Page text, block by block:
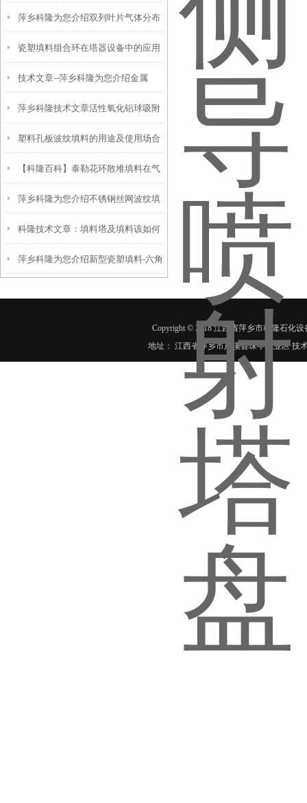
工的步骤
萍乡科隆为您介绍双列叶片气体分布
器及在碳捕集吸收塔的应用
瓷塑填料组合环在塔器设备中的应用
技术文章--萍乡科隆为您介绍金属
IMTP矩鞍环填料特性及优点
萍乡科隆技术文章活性氧化铝球吸附
剂吸附式干燥机使用和要注意事项有
哪些？
塑料孔板波纹填料的用途及使用场合
的相比优点
【科隆百科】泰勒花环散堆填料在气
体分离中的性能分析
萍乡科隆为您介绍不锈钢丝网波纹填
料与孔板波纹填料的构成及优势区别
科隆技术文章：填料塔及填料该如何
选型？
萍乡科隆为您介绍新型瓷塑填料-六角
Copyright © 2018 江西省萍乡市科隆石化
地址： 江西省萍乡市芦溪县珠亭工业区 技